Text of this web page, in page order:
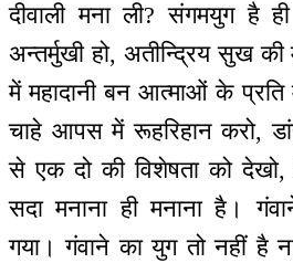
दीवाली मना ली? संगमयुग है
अन्तर्मुखी हो, अतीन्द्रिय सुख
में महादानी बन आत्माओं के प्रति
चाहे आपस में रूहरिहान करो,
से एक दो की विशेषता को
सदा मनाना ही मनाना है।
गया। गंवाने का युग तो नहीं है